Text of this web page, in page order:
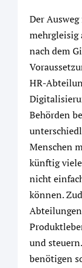
Der
mehrgleisig
nach dem
HR-
Behörden
Menschen
künftig
nicht
können.
und
benötigen